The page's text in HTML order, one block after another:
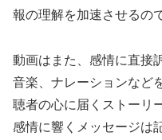
報の理解を加速させるの
動画はまた、感情に直接
音楽、ナレーションなど
聴者の心に届くストーリ
感情に響くメッセージは